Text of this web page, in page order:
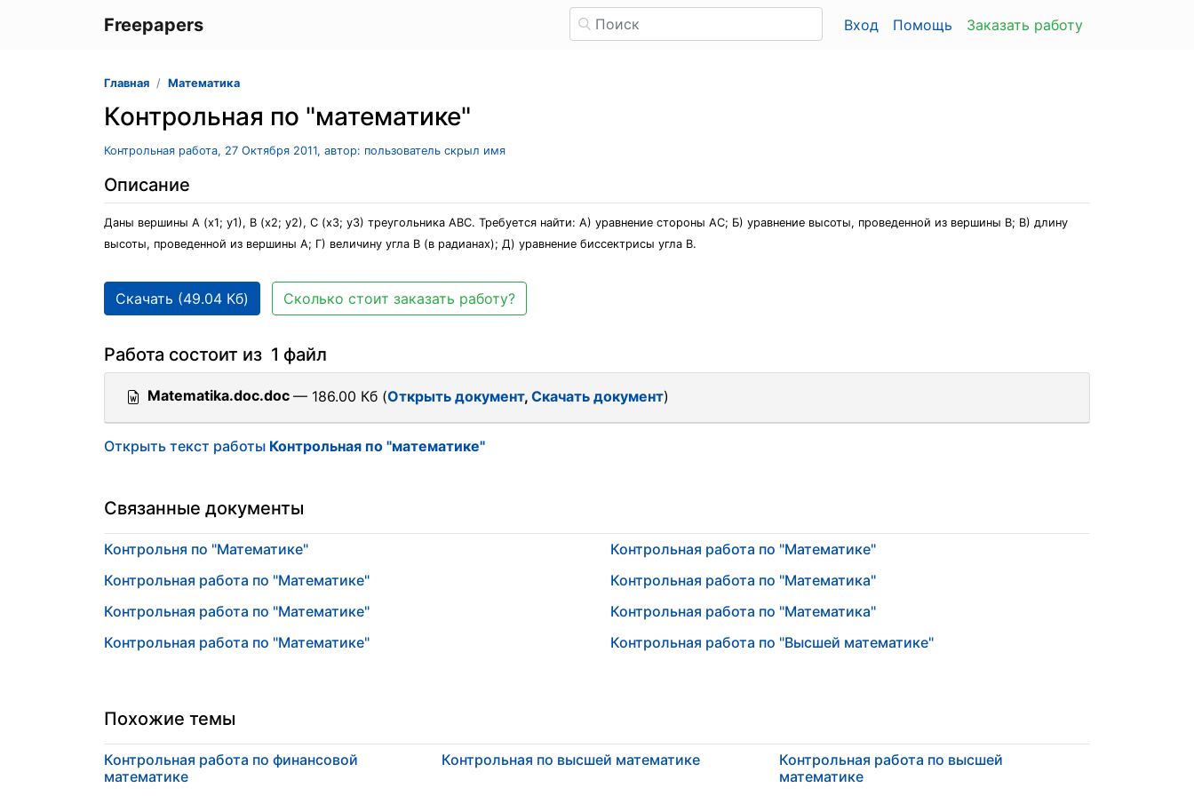
Freepapers Вход Помощь Заказать работу
Главная Математика
Контрольная по "математике"
Контрольная работа, 27 Октября 2011, автор: пользователь скрыл имя
Описание
Даны вершины А (х1; у1), В (х2; у2), С (х3; у3) треугольника АВС. Требуется найти: А) уравнение стороны АС; Б) уравнение высоты, проведенной из вершины В; В) длину
высоты, проведенной из вершины А; Г) величину угла В (в радианах); Д) уравнение биссектрисы угла В.
Скачать (49.04 Кб) Сколько стоит заказать работу?
Работа состоит из 1 файл
Matematika.doc.doc — 186.00 Кб (Открыть документ, Скачать документ)
Открыть текст работы Контрольная по "математике"
Связанные документы
Контрольня по "Математике"
Контрольная работа по "Математике"
Контрольная работа по "Математике"
Контрольная работа по "Математике"
Контрольная работа по "Математике"
Контрольная работа по "Математика"
Контрольная работа по "Математика"
Контрольная работа по "Высшей математике"
Похожие темы
Контрольная работа по финансовой
математике
Контрольная по высшей математике
Контрольная работа по высшей
математике